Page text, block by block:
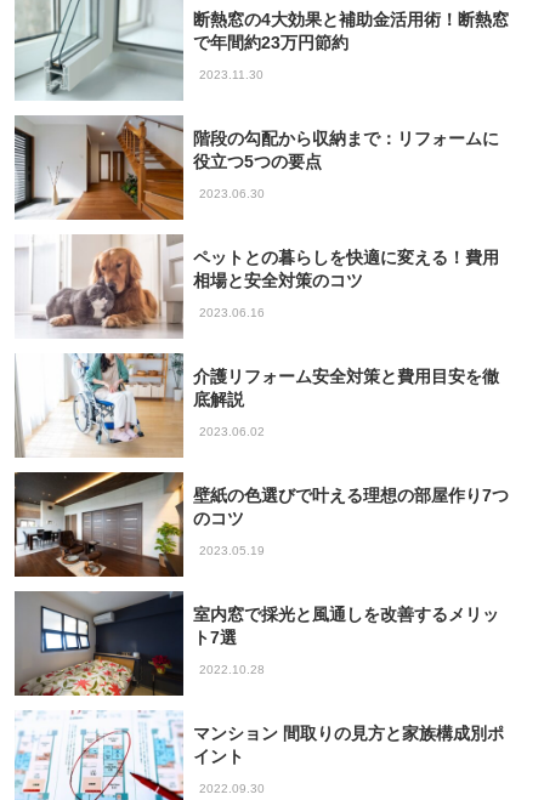
断熱窓の4大効果と補助金活用術！断熱窓
で年間約23万円節約
2023.11.30
階段の勾配から収納まで：リフォームに
役立つ5つの要点
2023.06.30
ペットとの暮らしを快適に変える！費用
相場と安全対策のコツ
2023.06.16
介護リフォーム安全対策と費用目安を徹
底解説
2023.06.02
壁紙の色選びで叶える理想の部屋作り7つ
のコツ
2023.05.19
室内窓で採光と風通しを改善するメリッ
ト7選
2022.10.28
マンション 間取りの見方と家族構成別ポ
イント
2022.09.30